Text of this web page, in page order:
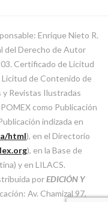
Enrique Nieto R.
del Derecho de Autor
Certificado de Licitud
de Contenido de
y Revistas Ilustradas
como Publicación
indizada en
html), en el Directorio
), en la Base de
y en LILACS.
porEDICIÓN Y
Av. Chamizal 97,